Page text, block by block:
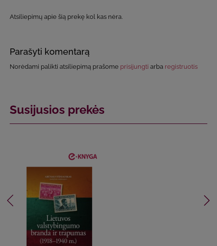
Atsiliepimų apie šią prekę kol kas nėra.
Parašyti komentarą
Norėdami palikti atsiliepimą prašome prisijungti arba registruotis
Susijusios prekės